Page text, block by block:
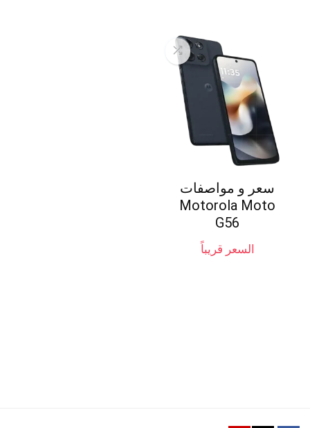
سعر و مواصفات
Motorola Moto
G56
السعر قريباً